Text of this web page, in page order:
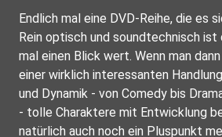
Endlich mal eine DVD-Reihe, die es
Rein optisch und soundtechnisch ist
mal einen Blick wert. Wenn man
einer wirklich interessanten
und Dynamik - von Comedy bis
- tolle Charaktere mit Entwicklung
natürlich auch noch ein Pluspunkt